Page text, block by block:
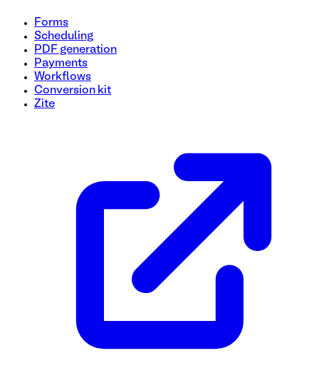
Ce modèle de formulaire de questionnaire d'évaluation
individus. Utilisez ce modèle gratuit pour effectuer des
Forms
Scheduling
PDF generation
Payments
Workflows
Conversion kit
Zite